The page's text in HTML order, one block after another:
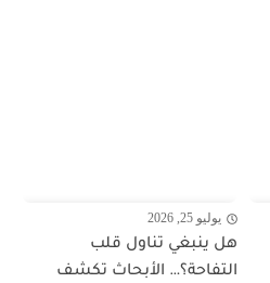
يوليو 25, 2026
هل ينبغي تناول قلب
التفاحة؟… الأبحاث تكشف